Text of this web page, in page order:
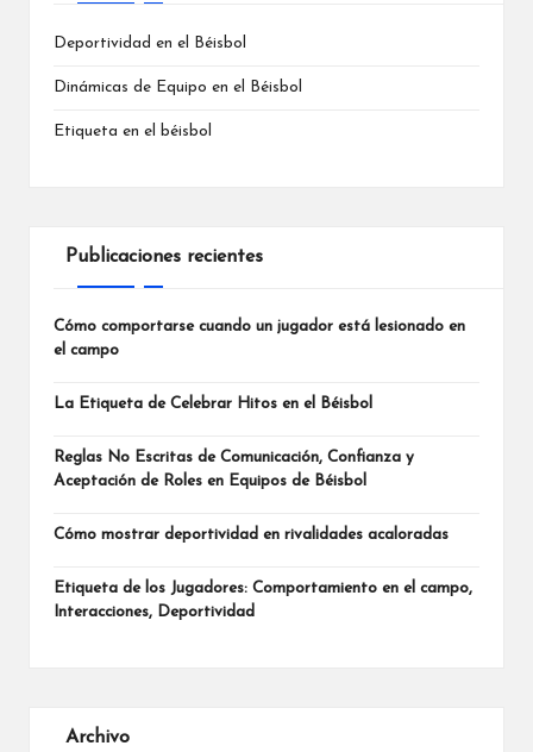
Deportividad en el Béisbol
Dinámicas de Equipo en el Béisbol
Etiqueta en el béisbol
Publicaciones recientes
Cómo comportarse cuando un jugador está lesionado en
el campo
La Etiqueta de Celebrar Hitos en el Béisbol
Reglas No Escritas de Comunicación, Confianza y
Aceptación de Roles en Equipos de Béisbol
Cómo mostrar deportividad en rivalidades acaloradas
Etiqueta de los Jugadores: Comportamiento en el campo,
Interacciones, Deportividad
Archivo